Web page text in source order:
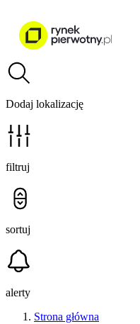
Dodaj lokalizację
filtruj
sortuj
alerty
Strona główna